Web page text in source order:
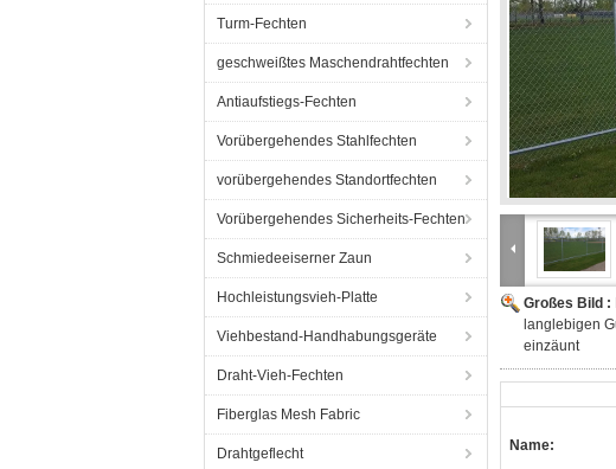
Turm-Fechten
geschweißtes Maschendrahtfechten
Antiaufstiegs-Fechten
Vorübergehendes Stahlfechten
vorübergehendes Standortfechten
Vorübergehendes Sicherheits-Fechten
Schmiedeeiserner Zaun
Hochleistungsvieh-Platte
Viehbestand-Handhabungsgeräte
Draht-Vieh-Fechten
Fiberglas Mesh Fabric
Drahtgeflecht
Großes Bild :
langlebigen
einzäunt
Name: